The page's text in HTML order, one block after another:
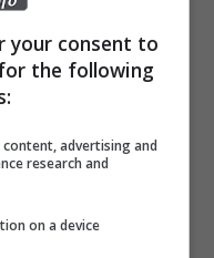
del riso
venduto in
a 5 kg ciascuno
10-2026, che si
your consent to
the following
advertising and
research and
on a device